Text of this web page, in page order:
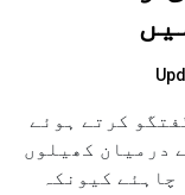
کرتے ہوئے
درمیان کھیلوں
کیونکہ